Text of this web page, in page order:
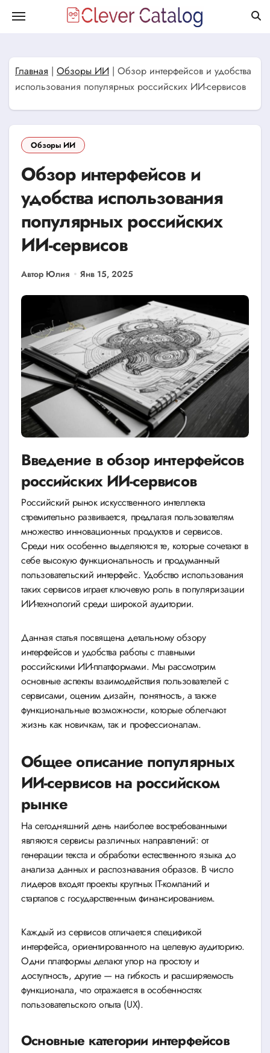
Главная | Обзоры ИИ | Обзор интерфейсов и удобства
использования популярных российских ИИ-сервисов
Обзоры ИИ
Обзор интерфейсов и
удобства использования
популярных российских
ИИ-сервисов
Автор Юлия Янв 15, 2025
Введение в обзор интерфейсов
российских ИИ-сервисов
Российский рынок искусственного интеллекта
стремительно развивается, предлагая пользователям
множество инновационных продуктов и сервисов.
Среди них особенно выделяются те, которые сочетают в
себе высокую функциональность и продуманный
пользовательский интерфейс. Удобство использования
таких сервисов играет ключевую роль в популяризации
ИИ-технологий среди широкой аудитории.
Данная статья посвящена детальному обзору
интерфейсов и удобства работы с главными
российскими ИИ-платформами. Мы рассмотрим
основные аспекты взаимодействия пользователей с
сервисами, оценим дизайн, понятность, а также
функциональные возможности, которые облегчают
жизнь как новичкам, так и профессионалам.
Общее описание популярных
ИИ-сервисов на российском
рынке
На сегодняшний день наиболее востребованными
являются сервисы различных направлений: от
генерации текста и обработки естественного языка до
анализа данных и распознавания образов. В число
лидеров входят проекты крупных IT-компаний и
стартапов с государственным финансированием.
Каждый из сервисов отличается спецификой
интерфейса, ориентированного на целевую аудиторию.
Одни платформы делают упор на простоту и
доступность, другие — на гибкость и расширяемость
функционала, что отражается в особенностях
пользовательского опыта (UX).
Основные категории интерфейсов